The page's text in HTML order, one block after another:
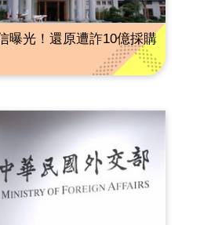
曝光！還原遭詐10億採購